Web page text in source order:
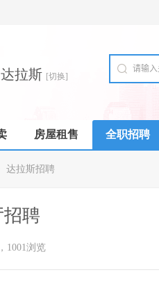
达拉斯 [切换]
房屋租售 全职招聘
达拉斯招聘
招聘
，1001浏览